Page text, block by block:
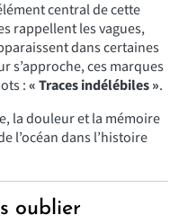
central de cette
rappellent les vagues,
dans certaines
s’approche, ces marques
:« Traces indélébiles ».
la douleur et la mémoire
l’océan dans l’histoire
oublier